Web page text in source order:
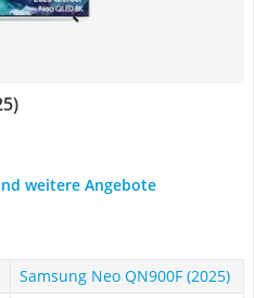
weitere Angebote
Samsung Neo QN900F (2025)